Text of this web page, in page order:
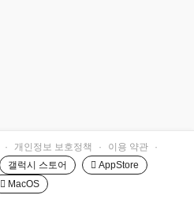
· 개인정보 보호정책 · 이용 약관
·
갤럭시 스토어
 AppStore
 MacOS